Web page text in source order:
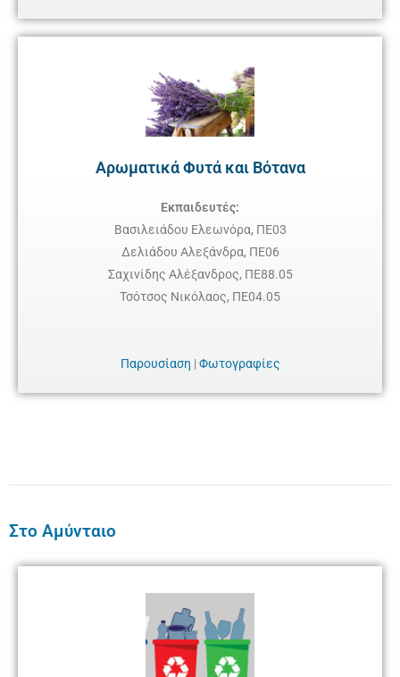
Αρωματικά Φυτά και Βότανα
Εκπαιδευτές:
Βασιλειάδου Ελεωνόρα, ΠΕ03
Δελιάδου Αλεξάνδρα, ΠΕ06
Σαχινίδης Αλέξανδρος, ΠΕ88.05
Τσότσος Νικόλαος, ΠΕ04.05
Παρουσίαση |Φωτογραφίες
Στο Αμύνταιο